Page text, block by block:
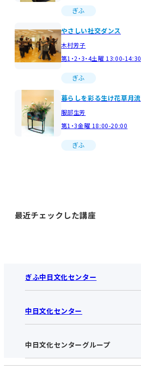
ぎふ
やさしい社交ダンス
木村芳子
第1・2・3・4土曜 13:00-14:30
ぎふ
暮らしを彩る生け花草月流
服部生芳
第1・3金曜 18:00-20:00
ぎふ
最近チェックした講座
ぎふ中日文化センター
ぎふ中日文化センターHOME
お知らせ
アクセス･営業時間
お申し込みの流れ
入会と受講のご案内
中日文化センター
中日文化センターHOME
中日文化センターとは
受講規約・会員特典
中日文化センターグループ